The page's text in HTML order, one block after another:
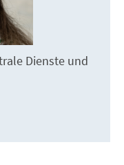
Dienste und